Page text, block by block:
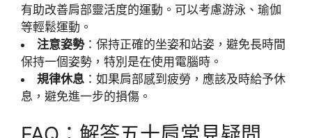
有助改善肩部靈活度的運動。可以考慮游泳、瑜伽
等輕鬆運動。
注意姿勢：保持正確的坐姿和站姿，避免長時間
保持一個姿勢，特別是在使用電腦時。
規律休息 ：如果肩部感到疲勞，應該及時給予休
息，避免進一步的損傷。